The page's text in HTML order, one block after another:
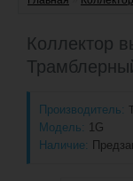
Коллектор
Производитель:
Модель: 1G
Наличие: